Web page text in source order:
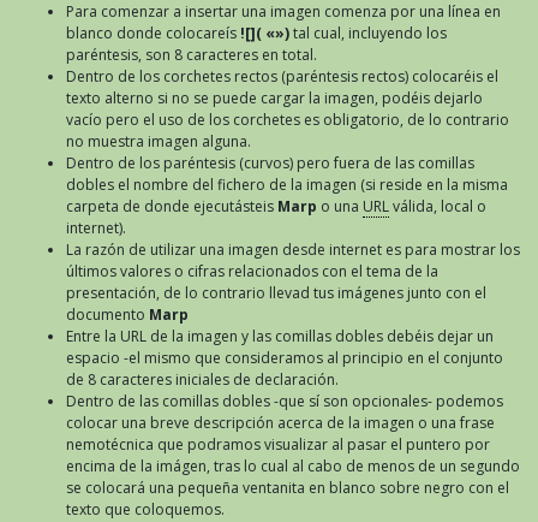
Para comenzar a insertar una imagen comenza por una línea en
blanco donde colocareís ![]( «»)tal cual, incluyendo los
paréntesis, son 8 caracteres en total.
Dentro de los corchetes rectos (paréntesis rectos) colocaréis el
texto alterno si no se puede cargar la imagen, podéis dejarlo
vacío pero el uso de los corchetes es obligatorio, de lo contrario
no muestra imagen alguna.
Dentro de los paréntesis (curvos) pero fuera de las comillas
dobles el nombre del fichero de la imagen (si reside en la misma
carpeta de donde ejecutásteis Marp o una URLválida, local o
internet).
La razón de utilizar una imagen desde internet es para mostrar los
últimos valores o cifras relacionados con el tema de la
presentación, de lo contrario llevad tus imágenes junto con el
documento Marp
Entre la URL de la imagen y las comillas dobles debéis dejar un
espacio -el mismo que consideramos al principio en el conjunto
de 8 caracteres iniciales de declaración.
Dentro de las comillas dobles -que sí son opcionales- podemos
colocar una breve descripción acerca de la imagen o una frase
nemotécnica que podramos visualizar al pasar el puntero por
encima de la imágen, tras lo cual al cabo de menos de un segundo
se colocará una pequeña ventanita en blanco sobre negro con el
texto que coloquemos.